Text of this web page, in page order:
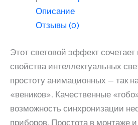
Описание
Отзывы (0)
Этот световой эффект сочетает
свойства интеллектуальных
простоту анимационных — так
«веников». Качественные
возможность синхронизации
приборов. Простота в монтаже